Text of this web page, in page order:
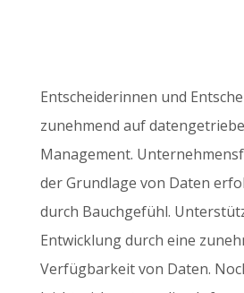
Entscheiderinnen und
zunehmend auf
Management.
der Grundlage von Daten
durch Bauchgefühl.
Entwicklung durch eine
Verfügbarkeit von Daten.